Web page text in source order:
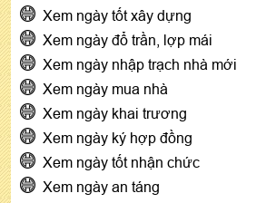
Xem ngày tốt xây dựng
Xem ngày đổ trần, lợp mái
Xem ngày nhập trạch nhà mới
Xem ngày mua nhà
Xem ngày khai trương
Xem ngày ký hợp đồng
Xem ngày tốt nhận chức
Xem ngày an táng